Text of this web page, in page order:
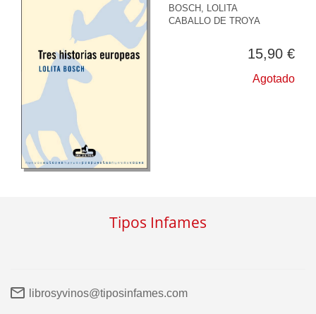
BOSCH, LOLITA
CABALLO DE TROYA
15,90 €
Agotado
Tipos Infames
librosyvinos@tiposinfames.com